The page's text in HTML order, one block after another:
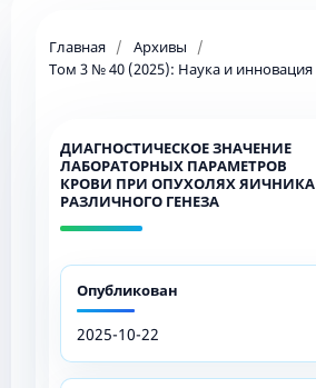
Главная / Архивы
/
Том 3 № 40 (2025): Наука и инновация
ДИАГНОСТИЧЕСКОЕ ЗНАЧЕНИЕ
ЛАБОРАТОРНЫХ ПАРАМЕТРОВ
КРОВИ ПРИ ОПУХОЛЯХ ЯИЧНИКА
РАЗЛИЧНОГО ГЕНЕЗА
Опубликован
2025-10-22